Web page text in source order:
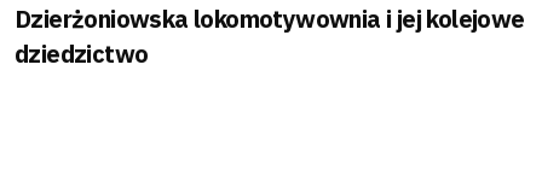
Dzierżoniowska lokomotywownia i jej kolejowe
dziedzictwo